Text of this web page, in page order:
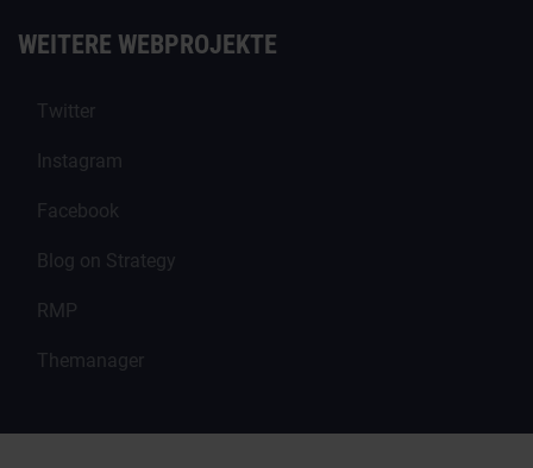
WEITERE WEBPROJEKTE
Twitter
Instagram
Facebook
Blog on Strategy
RMP
Themanager